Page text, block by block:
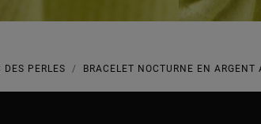
DES PERLES BRACELET NOCTURNE EN ARGENT